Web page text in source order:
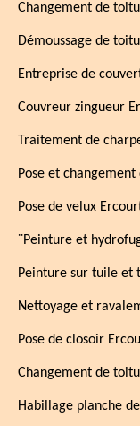
Changement de
Démoussage de
Entreprise de
Couvreur zingueur
Traitement de
Pose et
Pose de velux
¨Peinture et
Peinture sur tuile et
Nettoyage et
Pose de closoir
Changement de
Habillage planche